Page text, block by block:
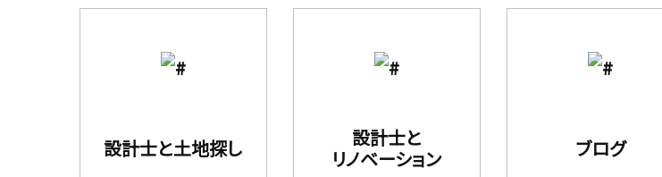
設計⼠と⼟地探し
設計士と
リノベーション
ブログ